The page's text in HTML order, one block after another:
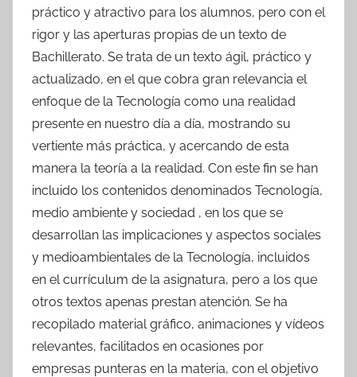
práctico y atractivo para los alumnos, pero con el
rigor y las aperturas propias de un texto de
Bachillerato. Se trata de un texto ágil, práctico y
actualizado, en el que cobra gran relevancia el
enfoque de la Tecnología como una realidad
presente en nuestro día a día, mostrando su
vertiente más práctica, y acercando de esta
manera la teoría a la realidad. Con este fin se han
incluido los contenidos denominados Tecnología,
medio ambiente y sociedad , en los que se
desarrollan las implicaciones y aspectos sociales
y medioambientales de la Tecnología, incluidos
en el currículum de la asignatura, pero a los que
otros textos apenas prestan atención. Se ha
recopilado material gráfico, animaciones y vídeos
relevantes, facilitados en ocasiones por
empresas punteras en la materia, con el objetivo